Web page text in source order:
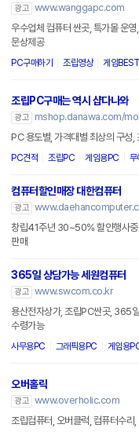
광고
www.wanggapc.com
우수업체 컴퓨터 싼곳, 특가몰 운
문상제공
PC구매하기 조립영상 게임BEST
조립PC구매는 역시 샵다나와
광고
mshop.danawa.com/
PC 용도별, 가격대별 최상의 구성,
PC견적 조립PC 게임용PC 무
컴퓨터할인매장 대한컴퓨터
광고
창립41주년 30~50% 할인행사중 AIPC 50만에서 900만
판매
365일 상담가능 세원컴퓨터
광고
www.swcom.co.kr
용산전자상가, 조립PC싼곳, 365
수령가능
사무용PC 그래픽용PC 게임용
오버홀릭
광고
www.overholic.com
조립컴퓨터, 오버클럭, 컴퓨터수